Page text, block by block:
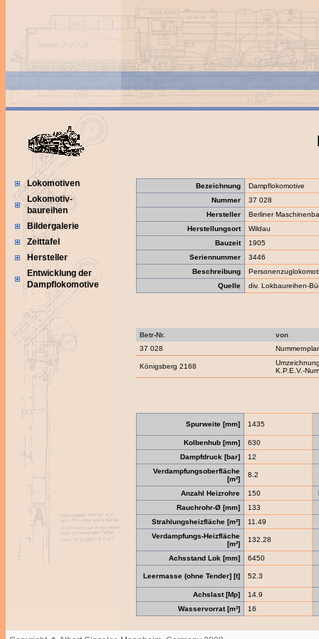
Lokomotiven
Lokomotiv-
baureihen
Bildergalerie
Zeittafel
Hersteller
Entwicklung der
Dampflokomotive
Bezeichnung
Dampflokomotive
Nummer
37 028
Hersteller
Berliner
Herstellungsort
Wildau
Bauzeit
1905
Seriennummer
3446
Beschreibung
Quelle
div. Lokbaureihen-
Betr-Nr.
von
37 028
Königsberg 2168
K.P.E.V.-
Spurweite [mm] 1435
Kolbenhub [mm]
630
Dampfdruck [bar]
12
Verdampfungsoberfläche
[m²]
8.2
Anzahl Heizrohre 150
Rauchrohr-Ø [mm]
133
Strahlungsheizfläche [m²]
11.49
Verdampfungs-Heizfläche
[m²]
132.28
Achsstand Lok [mm] 6450
Leermasse (ohne Tender] [t] 52.3
Achslast [Mp]
14.9
Wasservorrat [m³]
16